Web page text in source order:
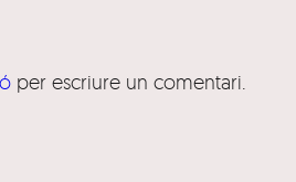
per escriure un comentari.